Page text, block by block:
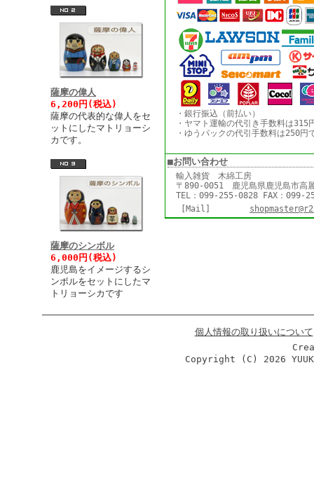
薩摩の偉人
6,200円(税込)
薩摩の代表的な偉人をセ
ットにしたマトリョーシ
カです。
薩摩のシンボル
6,000円(税込)
鹿児島をイメージするシ
ンボルをセットにしたマ
トリョーシカです
・銀行振込（前払い）
・ヤマト運輸の代引き手数料は315
・ゆうパックの代引手数料は250円
■お問い合わせ
輸入雑貨 木綿工房
〒890-0051 鹿児島県鹿児島市高
TEL：099-255-0828 FAX：099-
[Mail]
個人情報の取り扱いについて
Copyright (C) 2026